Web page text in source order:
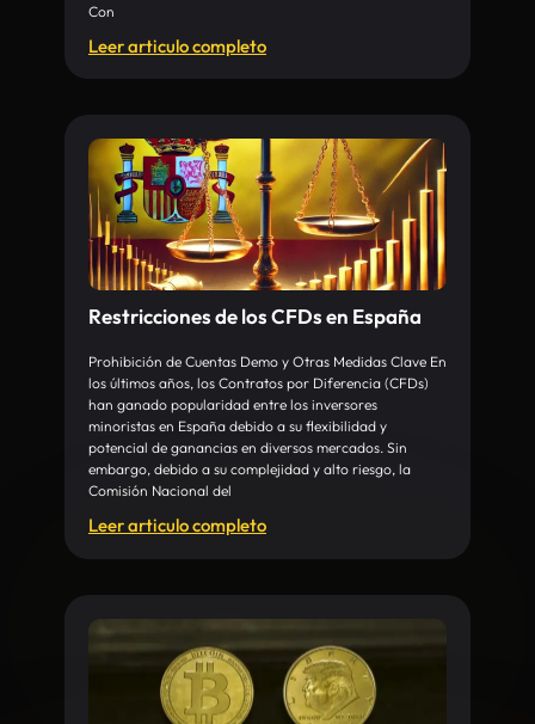
Con
Leer articulo completo
Restricciones de los CFDs en España
Prohibición de Cuentas Demo y Otras Medidas Clave En
los últimos años, los Contratos por Diferencia (CFDs)
han ganado popularidad entre los inversores
minoristas en España debido a su flexibilidad y
potencial de ganancias en diversos mercados. Sin
embargo, debido a su complejidad y alto riesgo, la
Comisión Nacional del
Leer articulo completo